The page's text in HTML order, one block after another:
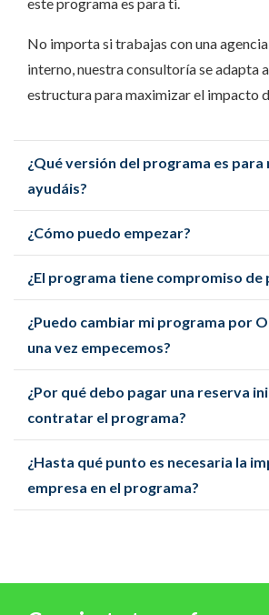
No importa si trabajas con una
interno, nuestra consultoría se adapta
estructura para maximizar el impacto
¿Qué versión del programa es para
ayudáis?
¿Cómo puedo empezar?
¿El programa tiene compromiso de
¿Puedo cambiar mi programa por
una vez empecemos?
¿Por qué debo pagar una reserva
contratar el programa?
¿Hasta qué punto es necesaria la
empresa en el programa?